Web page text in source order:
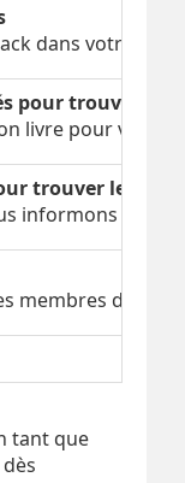
dans votre
pour trouver le
livre pour vous
trouver le livre
informons nos
membres de
tant que